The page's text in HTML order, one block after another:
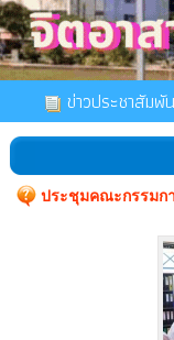
ข่าวประชาสัมพั
ประชุมคณะกรรมก